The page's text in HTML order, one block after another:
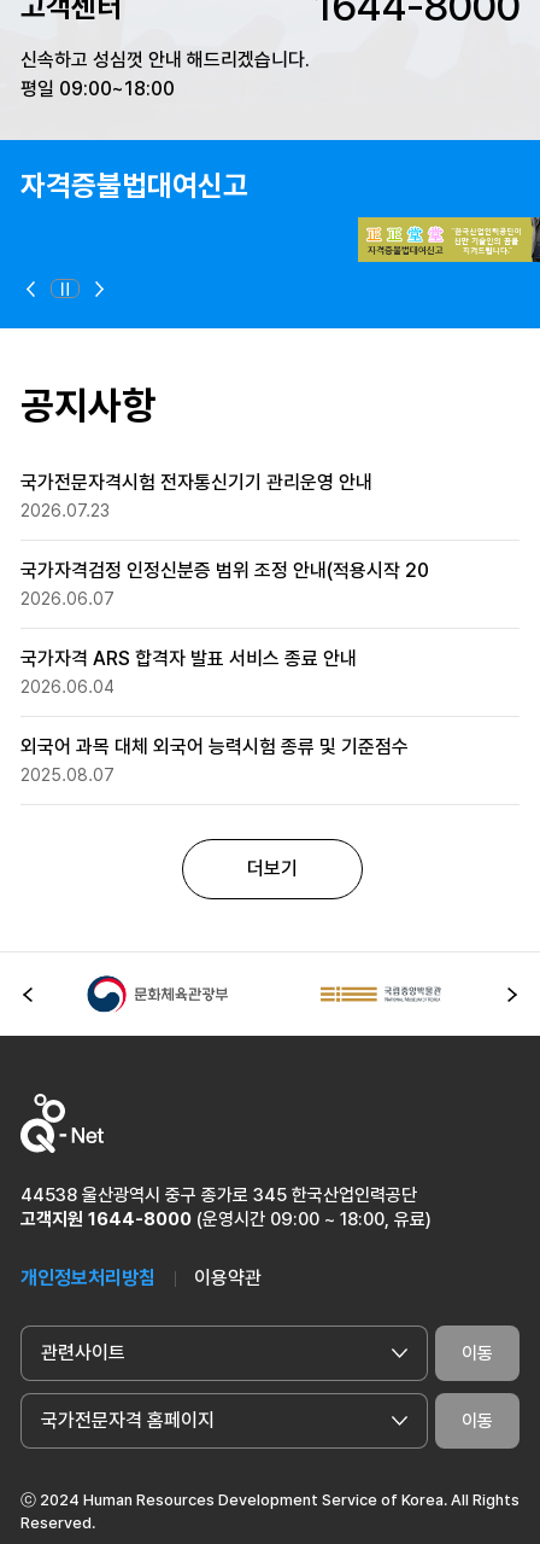
신속하고 성심껏 안내 해드리겠습니다.
평일 09:00~18:00
대여신고
이전정지
공지사항
국가전문자격시험 전자통신기기 관리운영 안내
2026.07.23
국가자격검정 인정신분증 범위 조정 안내(적용시작 20
2026.06.07
국가자격 ARS 합격자 발표 서비스 종료 안내
2026.06.04
외국어 과목 대체 외국어 능력시험 종류 및 기준점수
2025.08.07
더보기
이전
44538 울산광역시 중구 종가로 345 한국산업인력공단
고객지원 1644-8000 (운영시간 09:00 ~ 18:00, 유료)
개인정보처리방침 이용약관
관련사이트 이동
국가전문자격 홈페이지 이동
ⓒ 2024 Human Resources Development Service of Korea. All Rights
Reserved.